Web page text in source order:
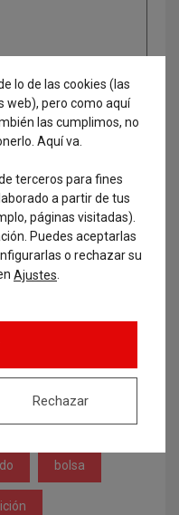
de Zaragoza
bolsa
lo de las cookies (las
web), pero como aquí
las cumplimos, no
Aquí va.
terceros para fines
a partir de tus
páginas visitadas).
Puedes aceptarlas
o rechazar su
Ajustes
Rechazar